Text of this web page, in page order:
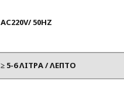
AC220V/ 50HZ
≥ 5-6 ΛΙΤΡΑ / ΛΕΠΤΟ